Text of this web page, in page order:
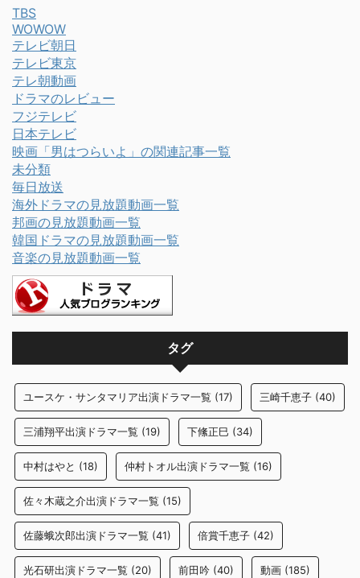
TBS
WOWOW
テレビ朝日
テレビ東京
テレ朝動画
ドラマのレビュー
フジテレビ
日本テレビ
映画「男はつらいよ」の関連記事一覧
未分類
毎日放送
海外ドラマの見放題動画一覧
邦画の見放題動画一覧
韓国ドラマの見放題動画一覧
音楽の見放題動画一覧
タグ
ユースケ・サンタマリア出演ドラマ一覧 (17) 三崎千恵子 (40)
三浦翔平出演ドラマ一覧 (19) 下絛正巳 (34)
中村はやと (18) 仲村トオル出演ドラマ一覧 (16)
佐々木蔵之介出演ドラマ一覧 (15)
佐藤蛾次郎出演ドラマ一覧 (41) 倍賞千恵子 (42)
光石研出演ドラマ一覧 (20) 前田吟 (40) 動画 (185)